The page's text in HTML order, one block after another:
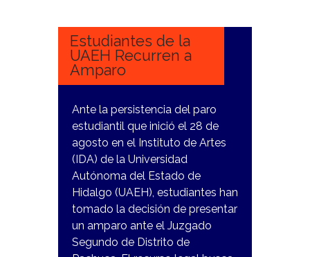
Estudiantes de la
UAEH Recurren a
Amparo
Ante la persistencia del paro
estudiantil que inició el 28 de
agosto en el Instituto de Artes
(IDA) de la Universidad
Autónoma del Estado de
Hidalgo (UAEH), estudiantes han
tomado la decisión de presentar
un amparo ante el Juzgado
Segundo de Distrito de